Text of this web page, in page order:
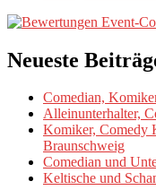
Neueste
Comedian,
Alleinunterhalter,
Komiker, Comedy
Braunschweig
Comedian und
Keltische und